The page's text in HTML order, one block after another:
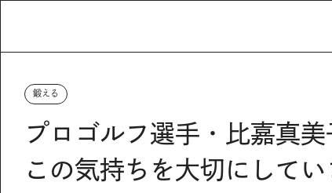
鍛える
プロゴルフ選手・比嘉真美
この気持ちを大切にしてい